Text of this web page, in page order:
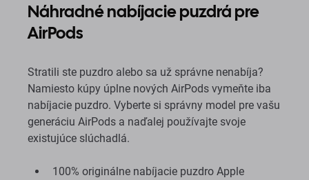
Náhradné nabíjacie puzdrá pre
AirPods
Stratili ste puzdro alebo sa už správne nenabíja?
Namiesto kúpy úplne nových AirPods vymeňte iba
nabíjacie puzdro. Vyberte si správny model pre vašu
generáciu AirPods a naďalej používajte svoje
existujúce slúchadlá.
100% originálne nabíjacie puzdro Apple